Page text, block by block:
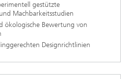
gestützte
Machbarkeitsstudien
ökologische Bewertung von
Designrichtlinien